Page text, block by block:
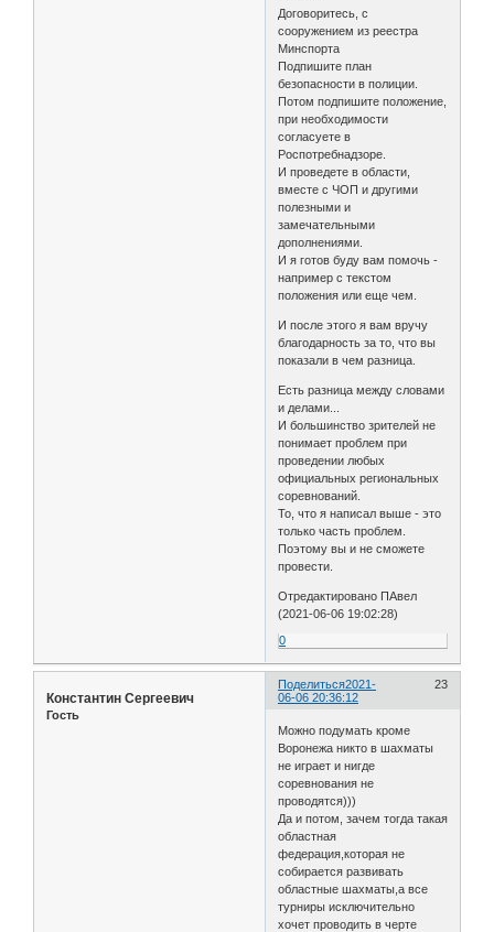
Договоритесь, с
сооружением из реестра
Минспорта
Подпишите план
безопасности в полиции.
Потом подпишите положение,
при необходимости
согласуете в
Роспотребнадзоре.
И проведете в области,
вместе с ЧОП и другими
полезными и
замечательными
дополнениями.
И я готов буду вам помочь -
например с текстом
положения или еще чем.
И после этого я вам вручу
благодарность за то, что вы
показали в чем разница.
Есть разница между словами
и делами...
И большинство зрителей не
понимает проблем при
проведении любых
официальных региональных
соревнований.
То, что я написал выше - это
только часть проблем.
Поэтому вы и не сможете
провести.
Отредактировано ПАвел
(2021-06-06 19:02:28)
0
Поделиться 23
2021-
06-06 20:36:12
Константин Сергеевич
Гость
Можно подумать кроме
Воронежа никто в шахматы
не играет и нигде
соревнования не
проводятся)))
Да и потом, зачем тогда такая
областная
федерация,которая не
собирается развивать
областные шахматы,а все
турниры исключительно
хочет проводить в черте